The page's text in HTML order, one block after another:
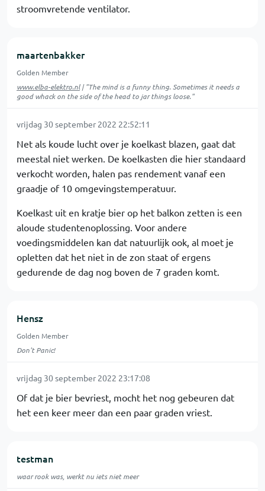
stroomvretende ventilator.
maartenbakker
Golden Member
www.elba-elektro.nl| "The mind is a funny thing. Sometimes it needs a
good whack on the side of the head to jar things loose."
vrijdag 30 september 2022 22:52:11
Net als koude lucht over je koelkast blazen, gaat dat
meestal niet werken. De koelkasten die hier standaard
verkocht worden, halen pas rendement vanaf een
graadje of 10 omgevingstemperatuur.
Koelkast uit en kratje bier op het balkon zetten is een
aloude studentenoplossing. Voor andere
voedingsmiddelen kan dat natuurlijk ook, al moet je
opletten dat het niet in de zon staat of ergens
gedurende de dag nog boven de 7 graden komt.
Hensz
Golden Member
Don't Panic!
vrijdag 30 september 2022 23:17:08
Of dat je bier bevriest, mocht het nog gebeuren dat
het een keer meer dan een paar graden vriest.
testman
waar rook was, werkt nu iets niet meer